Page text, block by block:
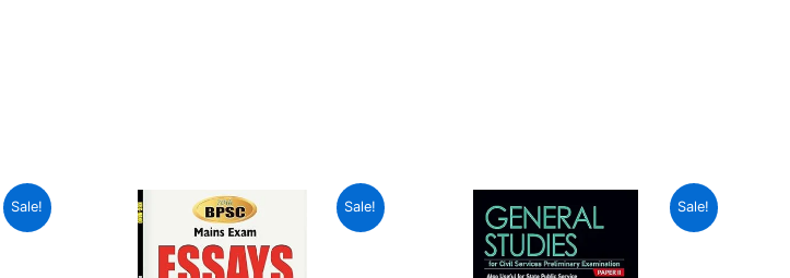
Sale! Sale!
Original
price
was:
₹200.00.
Current
₹177.00.
Sale!
price
was:
₹1,550.00.
Current
price